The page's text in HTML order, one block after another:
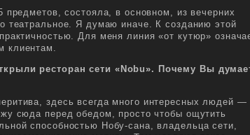
состояла, в основном, из вечерних
театральное. Я думаю иначе. К созданию этой
Для меня линия «от кутюр»
клиентам.
ресторан сети «Nobu». Почему Вы
здесь всегда много интересных людей —
сюда перед обедом, просто чтобы ощутить
способностью Нобу-сана, владельца сети,